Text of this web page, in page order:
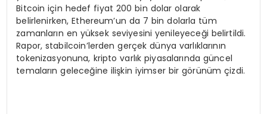
Bitcoin için hedef fiyat 200 bin dolar olarak
belirlenirken, Ethereum’un da 7 bin dolarla tüm
zamanların en yüksek seviyesini yenileyeceği belirtildi.
Rapor, stabilcoin’lerden gerçek dünya varlıklarının
tokenizasyonuna, kripto varlık piyasalarında güncel
temaların geleceğine ilişkin iyimser bir görünüm çizdi.